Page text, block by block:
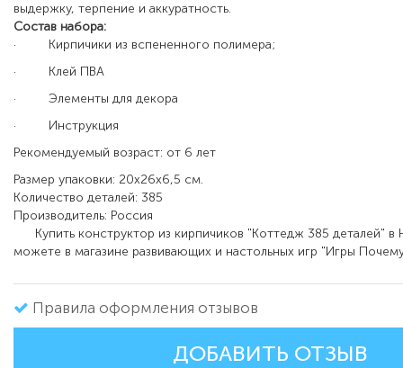
выдержку, терпение и аккуратность.
Состав набора:
·
Кирпичики из вспененного полимера;
·
Клей ПВА
·
Элементы для декора
·
Инструкция
Рекомендуемый возраст: от 6 лет
Размер упаковки: 20х26х6,5 см.
Количество деталей: 385
Производитель: Россия
Купить конструктор из кирпичиков "Коттедж 385 деталей" в
можете в магазине развивающих и настольных игр "Игры
Правила оформления отзывов
ДОБАВИТЬ ОТЗЫВ